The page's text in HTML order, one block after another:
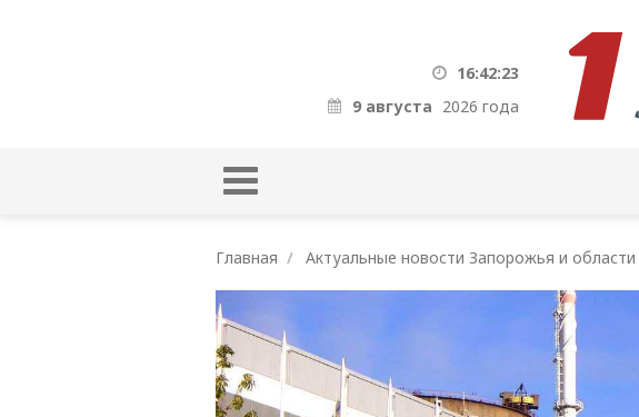
16:42:24
9 августа 2026 года
Главная Актуальные новости Запорожья и области